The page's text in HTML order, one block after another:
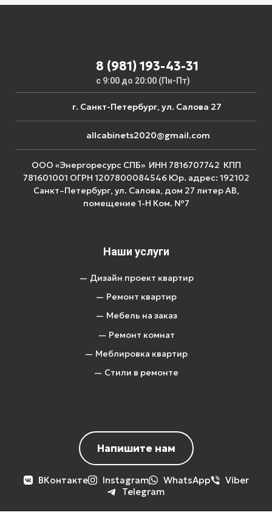
8 (981) 193-43-31
с 9:00 до 20:00 (Пн-Пт)
г. Санкт-Петербург, ул. Салова 27
allcabinets2020@gmail.com
ООО «Энергоресурс СПБ» ИНН 7816707742 КПП
781601001 ОГРН 1207800084546 Юр. адрес: 192102
Санкт–Петербург, ул. Салова, дом 27 литер АВ,
помещение 1-Н Ком. №7
Наши услуги
— Дизайн проект квартир
— Ремонт квартир
— Мебель на заказ
— Ремонт комнат
— Меблировка квартир
— Стили в ремонте
Напишите нам
ВКонтакте Instagram WhatsApp
Viber
Telegram